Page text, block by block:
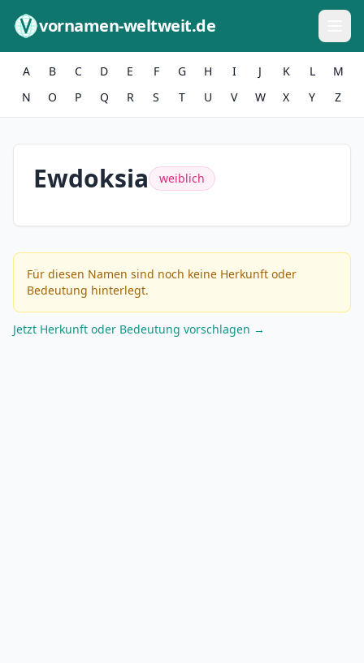
vornamen-weltweit.de
A B C D E F G H I J K L
M
N
O P Q R S T U V W X Y Z
Ewdoksia weiblich
Für diesen Namen sind noch keine Herkunft oder
Bedeutung hinterlegt.
Jetzt Herkunft oder Bedeutung vorschlagen →